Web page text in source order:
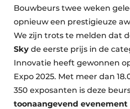
Ventilatie
Warmtepompen
Bouwbeurs twee weken
opnieuw een prestigieuze
We zijn trots te melden dat
Sky de eerste prijs in de
Innovatie heeft gewonnen
Expo 2025. Met meer dan
350 exposanten is deze
toonaangevend evenement